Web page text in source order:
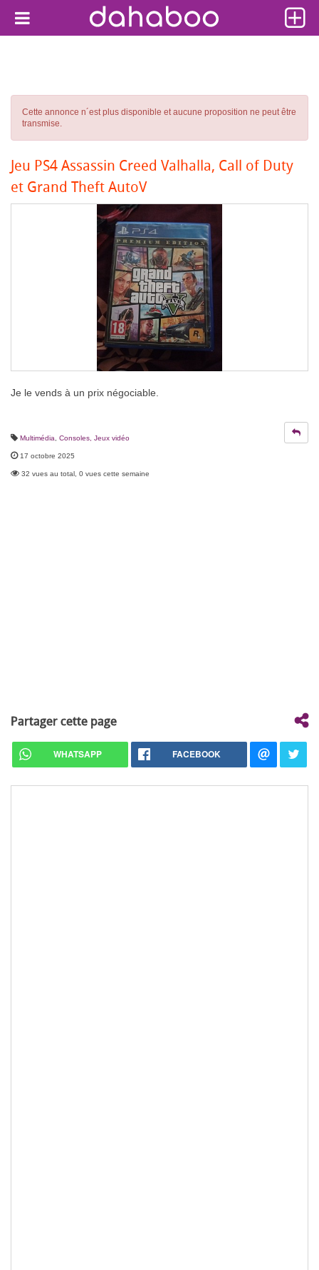
Cette annonce n´est plus disponible et aucune proposition ne peut être
transmise.
Jeu PS4 Assassin Creed Valhalla, Call of Duty
et Grand Theft AutoV
Je le vends à un prix négociable.
Multimédia Consoles, Jeux vidéo
17 octobre 2025
32 vues au total, 0 vues cette semaine
Partager cette page
WHATSAPP FACEBOOK